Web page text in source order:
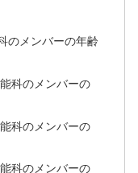
のメンバーの年齢
科のメンバーの
科のメンバーの
科のメンバーの